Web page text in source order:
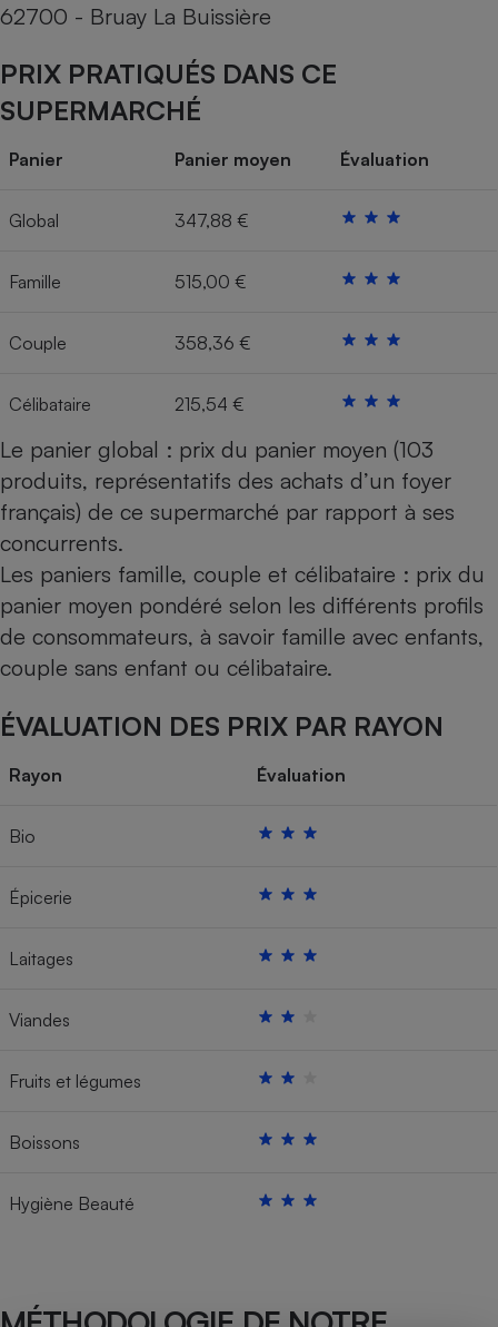
62700 - Bruay La Buissière
PRIX PRATIQUÉS DANS CE
SUPERMARCHÉ
Panier Panier moyen Évaluation
Global 347,88 €
Famille 515,00 €
Couple 358,36 €
Célibataire 215,54 €
Le panier global : prix du panier moyen (103
produits, représentatifs des achats d’un foyer
français) de ce supermarché par rapport à ses
concurrents.
Les paniers famille, couple et célibataire : prix du
panier moyen pondéré selon les différents profils
de consommateurs, à savoir famille avec enfants,
couple sans enfant ou célibataire.
ÉVALUATION DES PRIX PAR RAYON
Rayon Évaluation
Bio
Épicerie
Laitages
Viandes
Fruits et légumes
Boissons
Hygiène Beauté